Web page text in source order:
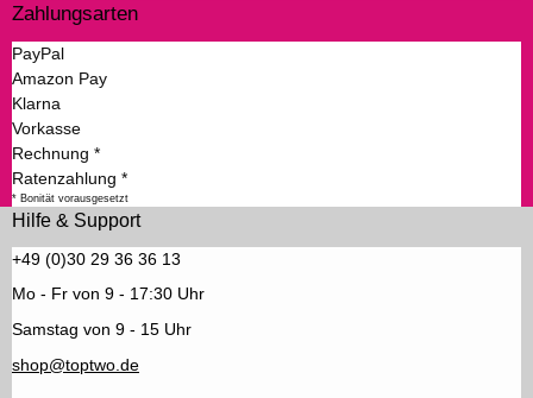
Zahlungsarten
PayPal
Amazon Pay
Klarna
Vorkasse
Rechnung *
Ratenzahlung *
* Bonität vorausgesetzt
Hilfe & Support
+49 (0)30 29 36 36 13
Mo - Fr von 9 - 17:30 Uhr
Samstag von 9 - 15 Uhr
shop@toptwo.de